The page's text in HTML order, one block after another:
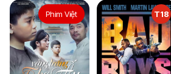
Phim Việt T18